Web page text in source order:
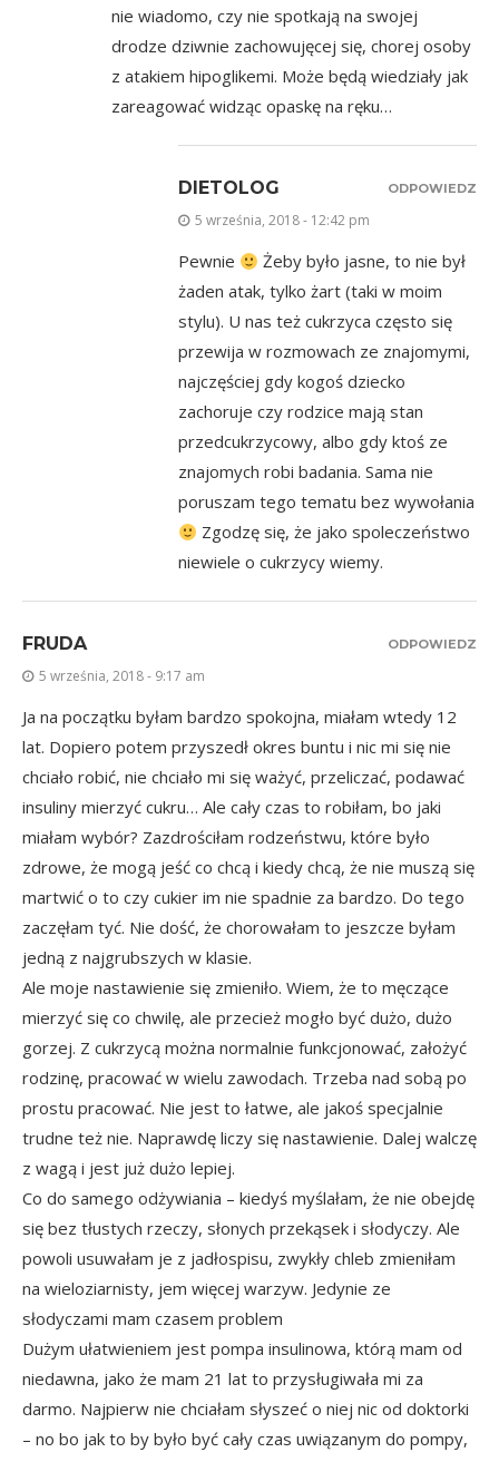
nie wiadomo, czy nie spotkają na swojej
drodze dziwnie zachowujęcej się, chorej osoby
z atakiem hipoglikemi. Może będą wiedziały jak
zareagować widząc opaskę na ręku…
DIETOLOG
5 września, 2018 - 12:42 pm
Pewnie
Żeby było jasne, to nie był
żaden atak, tylko żart (taki w moim
stylu). U nas też cukrzyca często się
przewija w rozmowach ze znajomymi,
najczęściej gdy kogoś dziecko
zachoruje czy rodzice mają stan
przedcukrzycowy, albo gdy ktoś ze
znajomych robi badania. Sama nie
poruszam tego tematu bez wywołania
Zgodzę się, że jako spoleczeństwo
niewiele o cukrzycy wiemy.
ODPOWIEDZ
FRUDA
5 września, 2018 - 9:17 am
Ja na początku byłam bardzo spokojna, miałam wtedy 12
lat. Dopiero potem przyszedł okres buntu i nic mi się nie
chciało robić, nie chciało mi się ważyć, przeliczać, podawać
insuliny mierzyć cukru… Ale cały czas to robiłam, bo jaki
miałam wybór? Zazdrościłam rodzeństwu, które było
zdrowe, że mogą jeść co chcą i kiedy chcą, że nie muszą się
martwić o to czy cukier im nie spadnie za bardzo. Do tego
zaczęłam tyć. Nie dość, że chorowałam to jeszcze byłam
jedną z najgrubszych w klasie.
Ale moje nastawienie się zmieniło. Wiem, że to męczące
mierzyć się co chwilę, ale przecież mogło być dużo, dużo
gorzej. Z cukrzycą można normalnie funkcjonować, założyć
rodzinę, pracować w wielu zawodach. Trzeba nad sobą po
prostu pracować. Nie jest to łatwe, ale jakoś specjalnie
trudne też nie. Naprawdę liczy się nastawienie. Dalej walczę
z wagą i jest już dużo lepiej.
Co do samego odżywiania – kiedyś myślałam, że nie obejdę
się bez tłustych rzeczy, słonych przekąsek i słodyczy. Ale
powoli usuwałam je z jadłospisu, zwykły chleb zmieniłam
na wieloziarnisty, jem więcej warzyw. Jedynie ze
słodyczami mam czasem problem
Dużym ułatwieniem jest pompa insulinowa, którą mam od
niedawna, jako że mam 21 lat to przysługiwała mi za
darmo. Najpierw nie chciałam słyszeć o niej nic od doktorki
– no bo jak to by było być cały czas uwiązanym do pompy,
ODPOWIEDZ